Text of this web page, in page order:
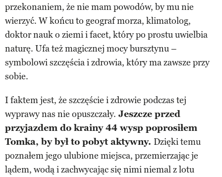
przekonaniem, że nie mam powodów, by mu nie
wierzyć. W końcu to geograf morza, klimatolog,
doktor nauk o ziemi i facet, który po prostu uwielbia
naturę. Ufa też magicznej mocy bursztynu –
symbolowi szczęścia i zdrowia, który ma zawsze przy
sobie.
I faktem jest, że szczęście i zdrowie podczas tej
wyprawy nas nie opuszczały. Jeszcze przed
przyjazdem do krainy 44 wysp poprosiłem
Tomka, by był to pobyt aktywny. Dzięki temu
poznałem jego ulubione miejsca, przemierzając je
lądem, wodą i zachwycając się nimi niemal z lotu